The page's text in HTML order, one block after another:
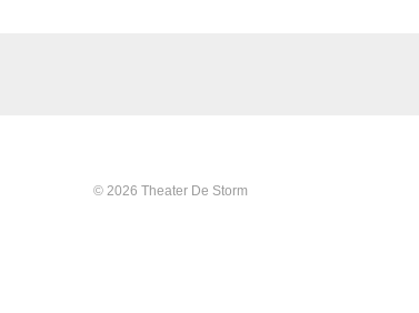
© 2026 Theater De Storm